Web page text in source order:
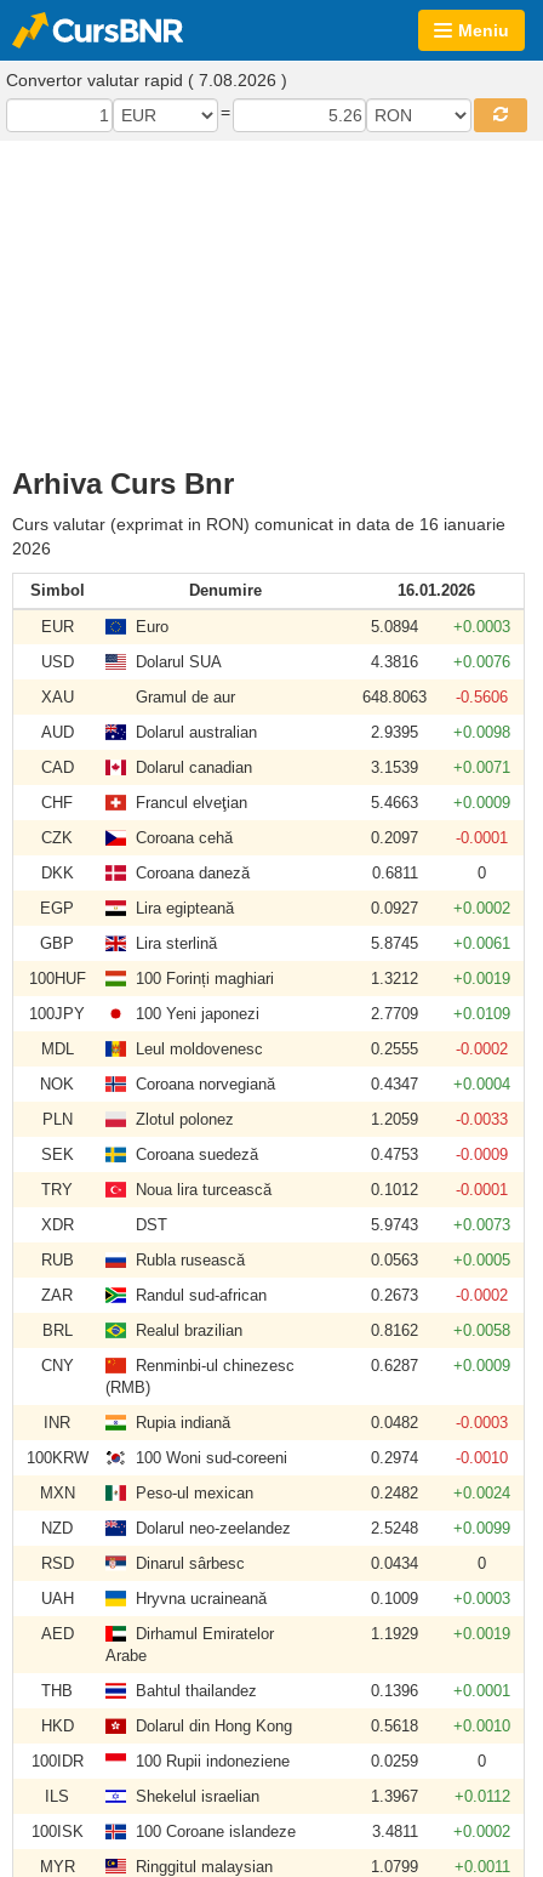
Meniu
Convertor valutar rapid ( 7.08.2026 )
=
Arhiva Curs Bnr
Curs valutar (exprimat in RON) comunicat in data de 16 ianuarie
2026
Simbol Denumire
16.01.2026
EUR
Euro 5.0894
+0.0003
USD
Dolarul SUA 4.3816
+0.0076
XAU
Gramul de aur 648.8063
-0.5606
AUD
Dolarul australian 2.9395
+0.0098
CAD
Dolarul canadian 3.1539
+0.0071
CHF
Francul elveţian 5.4663
+0.0009
CZK
Coroana cehă 0.2097
-0.0001
DKK
Coroana daneză 0.6811
0
EGP
Lira egipteană 0.0927
+0.0002
GBP
Lira sterlină 5.8745
+0.0061
100HUF
100 Forinți maghiari 1.3212
+0.0019
100JPY
100 Yeni japonezi 2.7709
+0.0109
MDL
Leul moldovenesc 0.2555
-0.0002
NOK
Coroana norvegiană 0.4347
+0.0004
PLN
Zlotul polonez 1.2059
-0.0033
SEK
Coroana suedeză 0.4753
-0.0009
TRY
Noua lira turcească 0.1012
-0.0001
XDR
DST 5.9743
+0.0073
RUB
Rubla rusească 0.0563
+0.0005
ZAR
Randul sud-african 0.2673
-0.0002
BRL
Realul brazilian 0.8162
+0.0058
CNY
Renminbi-ul chinezesc
(RMB)
0.6287 +0.0009
INR Rupia indiană 0.0482
-0.0003
100KRW
100 Woni sud-coreeni 0.2974
-0.0010
MXN
Peso-ul mexican 0.2482
+0.0024
NZD
Dolarul neo-zeelandez 2.5248
+0.0099
RSD
Dinarul sârbesc 0.0434
0
UAH
Hryvna ucraineană 0.1009
+0.0003
AED
Dirhamul Emiratelor
Arabe
1.1929 +0.0019
THB Bahtul thailandez 0.1396
+0.0001
HKD
Dolarul din Hong Kong 0.5618
+0.0010
100IDR
100 Rupii indoneziene 0.0259
0
ILS
Shekelul israelian 1.3967
+0.0112
100ISK
100 Coroane islandeze 3.4811
+0.0002
MYR
Ringgitul malaysian 1.0799
+0.0011